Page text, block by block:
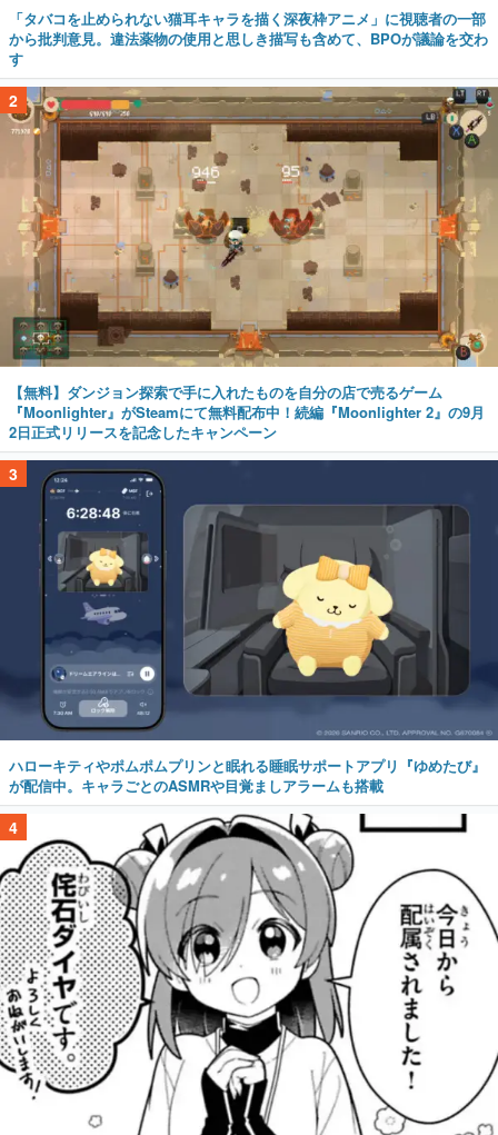
「タバコを止められない猫耳キャラを描く深夜枠アニメ」に視聴者の一部
から批判意見。違法薬物の使用と思しき描写も含めて、BPOが議論を交わ
す
2
【無料】ダンジョン探索で手に入れたものを自分の店で売るゲーム
『Moonlighter』がSteamにて無料配布中！続編『Moonlighter 2』の9月
2日正式リリースを記念したキャンペーン
3
ハローキティやポムポムプリンと眠れる睡眠サポートアプリ『ゆめたび』
が配信中。キャラごとのASMRや目覚ましアラームも搭載
4